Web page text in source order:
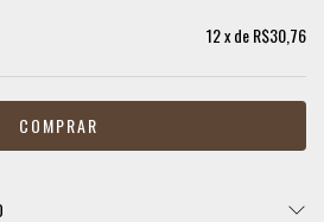
12x deR$30,76